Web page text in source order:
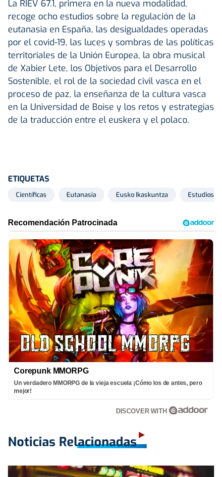
La RIEV 67.1, primera en la nueva modalidad,
recoge ocho estudios sobre la regulación de la
eutanasia en España, las desigualdades operadas
por el covid-19, las luces y sombras de las políticas
territoriales de la Unión Europea, la obra musical
de Xabier Lete, los Objetivos para el Desarrollo
Sostenible, el rol de la sociedad civil vasca en el
proceso de paz, la enseñanza de la cultura vasca
en la Universidad de Boise y los retos y estrategias
de la traducción entre el euskera y el polaco.
ETIQUETAS
Científicas Eutanasia Eusko Ikaskuntza Estudios
Corepunk MMORPG
Un verdadero MMORPG de la vieja escuela ¡Cómo los de antes, pero
mejor!
DISCOVER WITH
Noticias Relacionadas